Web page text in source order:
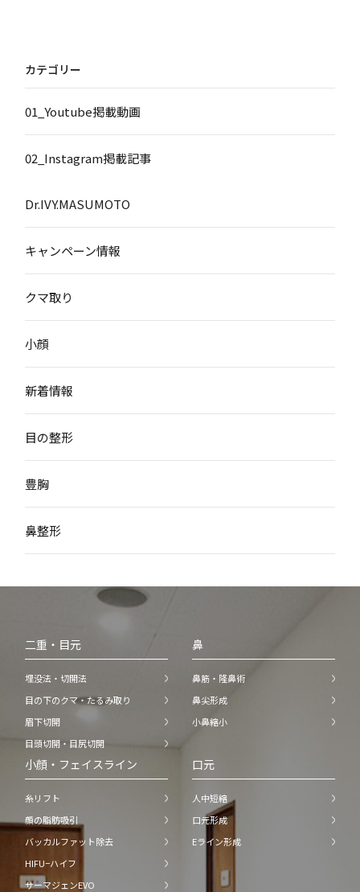
カテゴリー
01_Youtube掲載動画
02_Instagram掲載記事
Dr.IVY.MASUMOTO
キャンペーン情報
クマ取り
小顔
新着情報
目の整形
豊胸
鼻整形
二重・目元
埋没法・切開法
目の下のクマ・たるみ取り
眉下切開
目頭切開・目尻切開
鼻
鼻筋・隆鼻術
鼻尖形成
小鼻縮小
小顔・フェイスライン
糸リフト
顔の脂肪吸引
バッカルファット除去
HIFU−ハイフ
サーマジェンEVO
口元
人中短縮
口元形成
Eライン形成